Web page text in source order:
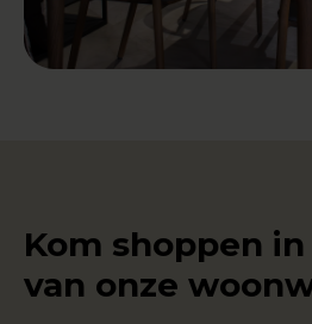
Kom shoppen in
van onze